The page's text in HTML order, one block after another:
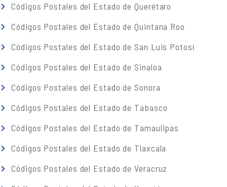
Códigos Postales del Estado de Querétaro
Códigos Postales del Estado de Quintana Roo
Códigos Postales del Estado de San Luis Potosí
Códigos Postales del Estado de Sinaloa
Códigos Postales del Estado de Sonora
Códigos Postales del Estado de Tabasco
Códigos Postales del Estado de Tamaulipas
Códigos Postales del Estado de Tlaxcala
Códigos Postales del Estado de Veracruz